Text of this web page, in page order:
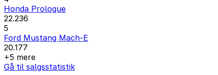
Honda Prologue
22.236
5
Ford Mustang Mach-E
20.177
+5 mere
Gå til salgsstatistik